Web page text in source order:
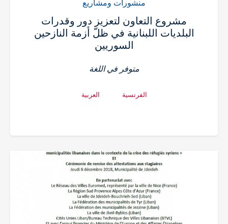
منشورات ومشاريع
مشروع التعاون لتعزيز دور وقدرات
البلديات اللبنانية في ظلّ أزمة النازحين
السوريين
متوفر في اللغة
الفرنسية العربية